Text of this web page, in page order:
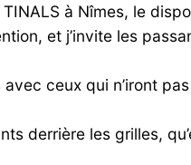
à Nîmes, le
et j’invite les
ceux qui n’iront
derrière les grilles,